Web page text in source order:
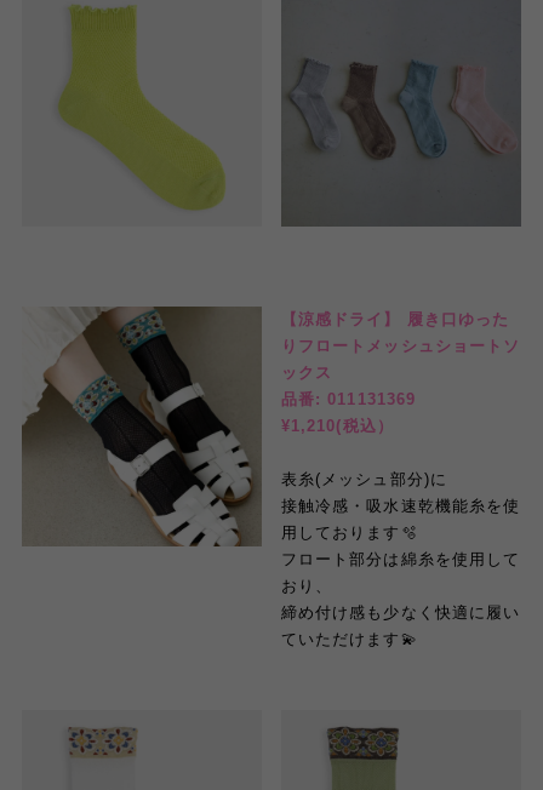
【涼感ドライ】 履き口ゆった
りフロートメッシュショートソ
ックス
品番: 011131369
¥1,210(税込）
表糸(メッシュ部分)に
接触冷感・吸水速乾機能糸を使
用しております🫧
フロート部分は綿糸を使用して
おり、
締め付け感も少なく快適に履い
ていただけます💫